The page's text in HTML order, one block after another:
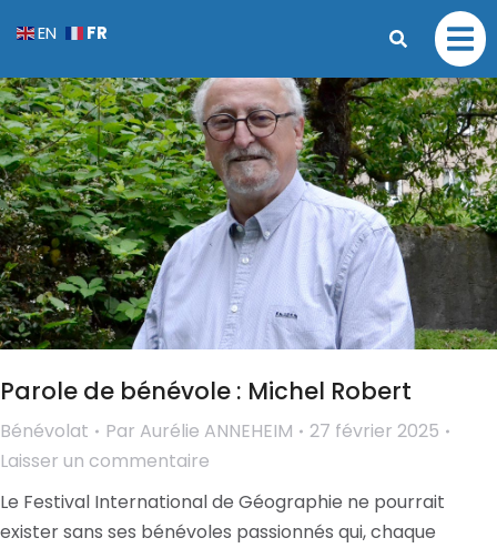
Parole de bénévole : Michel Robert
Bénévolat Par Aurélie ANNEHEIM
27 février 2025
Laisser un commentaire
Le Festival International de Géographie ne pourrait
exister sans ses bénévoles passionnés qui, chaque
EN FR